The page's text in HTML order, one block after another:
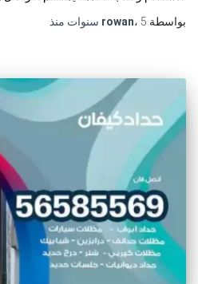
بواسطة
rowan، 5 سنوات منذ